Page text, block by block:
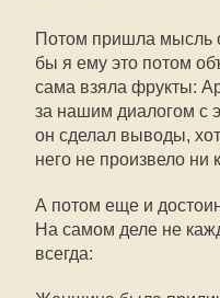
Потом пришла мысль
бы я ему это потом
сама взяла фрукты:
за нашим диалогом с
он сделал выводы,
него не произвело ни
А потом еще и
На самом деле не
всегда: